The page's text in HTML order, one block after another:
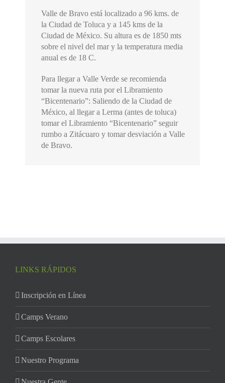
Valle de Bravo está localizado a 96 kms. de
la Ciudad de Toluca y a 145 kms de la
Ciudad de México. Su altura es de 1850 mts
sobre el nivel del mar y la temperatura media
anual es de 18 C.
Para llegar a Valle Verde se recomienda
tomar la nueva ruta por el Libramiento
“Bicentenario”: Saliendo de la Ciudad de
México, al llegar a Lerma (antes de toluca)
tomar el Libramiento “Bicentenario” seguir
rumbo a Zitácuaro y tomar desviación a Valle
de Bravo.
LINKS RÁPIDOS
Inscripción en Línea
Camps Verano
Camps Escolares
Nuestro Programa